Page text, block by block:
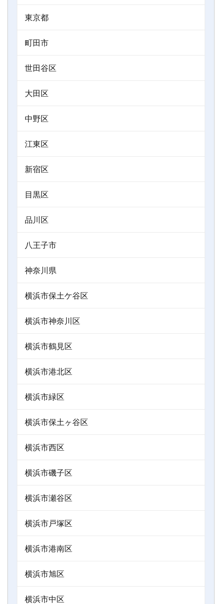
東京都
町田市
世田谷区
大田区
中野区
江東区
新宿区
目黒区
品川区
八王子市
神奈川県
横浜市保土ケ谷区
横浜市神奈川区
横浜市鶴見区
横浜市港北区
横浜市緑区
横浜市保土ヶ谷区
横浜市西区
横浜市磯子区
横浜市瀬谷区
横浜市戸塚区
横浜市港南区
横浜市旭区
横浜市中区